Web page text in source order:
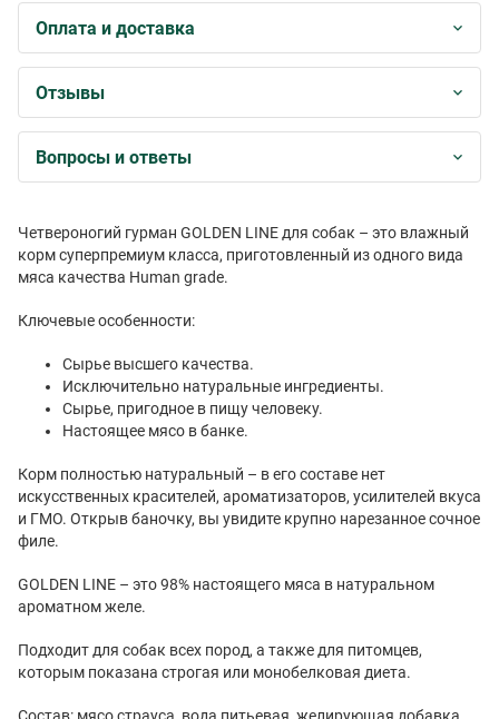
Оплата и доставка
Отзывы
Вопросы и ответы
Четвероногий гурман GOLDEN LINE для собак – это влажный
корм суперпремиум класса, приготовленный из одного вида
мяса качества Human grade.
Ключевые особенности:
Сырье высшего качества.
Исключительно натуральные ингредиенты.
Сырье, пригодное в пищу человеку.
Настоящее мясо в банке.
Корм полностью натуральный – в его составе нет
искусственных красителей, ароматизаторов, усилителей вкуса
и ГМО. Открыв баночку, вы увидите крупно нарезанное сочное
филе.
GOLDEN LINE – это 98% настоящего мяса в натуральном
ароматном желе.
Подходит для собак всех пород, а также для питомцев,
которым показана строгая или монобелковая диета.